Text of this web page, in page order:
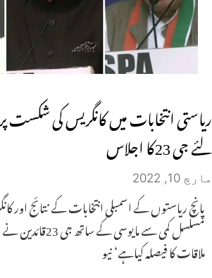
ریاستی انتخابات میں کانگریس کی شکست
لئے جی 23کا اجلاس
مارچ 10, 2022
پانچ ریاستوں کے اسمبلی انتخابات کے نتائج اور
ملاقات کا فیصلہ کیاہے‘ نیو